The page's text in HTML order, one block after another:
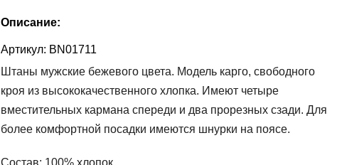
Описание:
Артикул: BN01711
Штаны мужские бежевого цвета. Модель карго, свободного
кроя из высококачественного хлопка. Имеют четыре
вместительных кармана спереди и два прорезных сзади. Для
более комфортной посадки имеются шнурки на поясе.
Состав: 100% хлопок.